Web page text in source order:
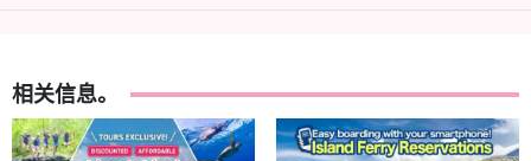
相关信息。